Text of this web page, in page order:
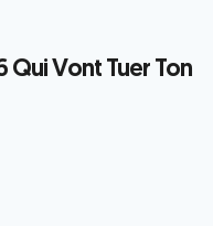
Qui Vont Tuer Ton